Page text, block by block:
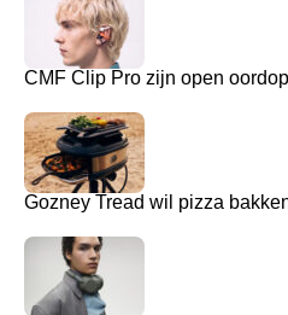
CMF Clip Pro zijn open
Gozney Tread wil pizza